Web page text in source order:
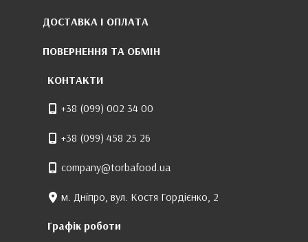
ДОСТАВКА І ОПЛАТА
ПОВЕРНЕННЯ ТА ОБМІН
КОНТАКТИ
+38 (099) 002 34 00
+38 (099) 458 25 26
company@torbafood.ua
м. Дніпро, вул. Костя Гордієнко, 2
Графік роботи